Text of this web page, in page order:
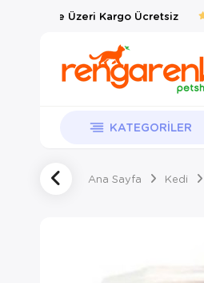
TL ve Üzeri Kargo Ücretsiz
KATEGORILER
Ana Sayfa Kedi